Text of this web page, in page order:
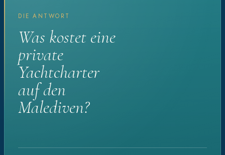
DIE ANTWORT
Was kostet eine
private
Yachtcharter
auf den
Malediven?